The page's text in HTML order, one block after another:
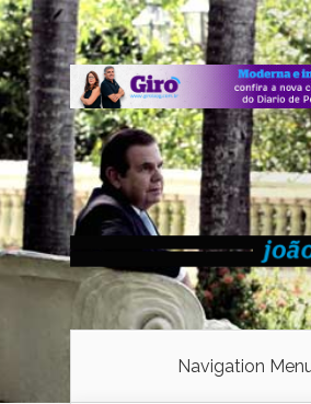
Navigation